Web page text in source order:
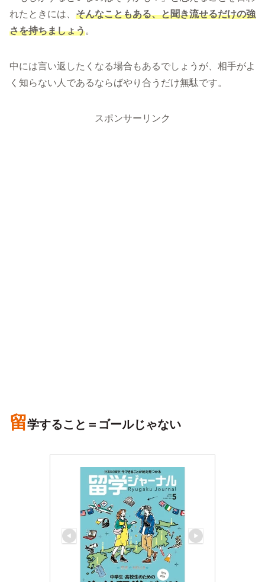
れたときには、 そんなこともある、と聞き流せるだけの強
さを持ちましょう。
中には言い返したくなる場合もあるでしょうが、相手がよ
く知らない人であるならばやり合うだけ無駄です。
スポンサーリンク
留学すること＝ゴールじゃない